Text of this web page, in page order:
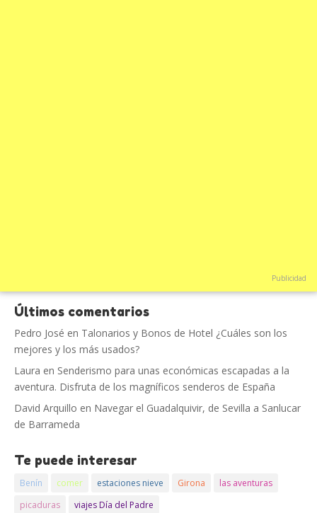
Publicidad
Últimos comentarios
Pedro José en Talonarios y Bonos de Hotel ¿Cuáles son los
mejores y los más usados?
Laura en Senderismo para unas económicas escapadas a la
aventura. Disfruta de los magníficos senderos de España
David Arquillo en Navegar el Guadalquivir, de Sevilla a Sanlucar
de Barrameda
Te puede interesar
Benín comer estaciones nieve Girona
las aventuras
picaduras
viajes Día del Padre